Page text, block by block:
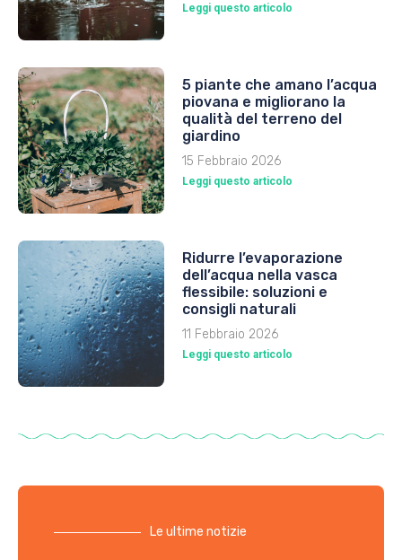
Leggi questo articolo
5 piante che amano l’acqua
piovana e migliorano la
qualità del terreno del
giardino
15 Febbraio 2026
Leggi questo articolo
Ridurre l’evaporazione
dell’acqua nella vasca
flessibile: soluzioni e
consigli naturali
11 Febbraio 2026
Leggi questo articolo
Le ultime notizie